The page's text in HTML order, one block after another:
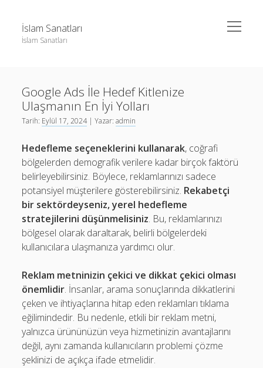
İslam Sanatları
İslam Sanatları
menüyü
aç
Liste
Sayfa Listesi
Instagram Beğeni Yükseltme Bedava
Sayfa Listesi
Google Ads İle Hedef Kitlenize
Ulaşmanın En İyi Yolları
Tarih: Eylül 17, 2024| Yazar:admin
Hedefleme seçeneklerini kullanarak, coğrafi
bölgelerden demografik verilere kadar birçok faktörü
belirleyebilirsiniz. Böylece, reklamlarınızı sadece
potansiyel müşterilere gösterebilirsiniz. Rekabetçi
bir sektördeyseniz, yerel hedefleme
stratejilerini düşünmelisiniz. Bu, reklamlarınızı
bölgesel olarak daraltarak, belirli bölgelerdeki
kullanıcılara ulaşmanıza yardımcı olur.
Reklam metninizin çekici ve dikkat çekici olması
önemlidir. İnsanlar, arama sonuçlarında dikkatlerini
çeken ve ihtiyaçlarına hitap eden reklamları tıklama
eğilimindedir. Bu nedenle, etkili bir reklam metni,
yalnızca ürününüzün veya hizmetinizin avantajlarını
değil, aynı zamanda kullanıcıların problemi çözme
şeklinizi de açıkça ifade etmelidir.